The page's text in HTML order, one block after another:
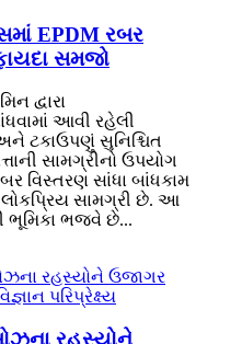
EPDM રબર
સમજો
દ્વારા
આવી રહેલી
ટકાઉપણું સુનિશ્ચિત
સામગ્રીનો ઉપયોગ
વિસ્તરણ સાંધા બાંધકામ
લોકપ્રિય સામગ્રી છે. આ
ભૂમિકા ભજવે છે...
રહસ્યોને